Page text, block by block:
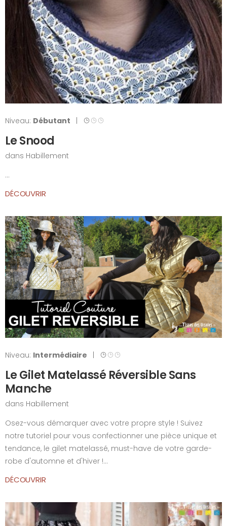
Niveau: Débutant |
Le Snood
dans Habillement
...
DÉCOUVRIR
Niveau: Intermédiaire
Le Gilet Matelassé Réversible Sans
Manche
dans Habillement
Osez-vous démarquer avec votre propre style ! Suivez
notre tutoriel pour vous confectionner une pièce unique et
tendance, le gilet matelassé, must-have de votre garde-
robe d'automne et d'hiver !...
DÉCOUVRIR